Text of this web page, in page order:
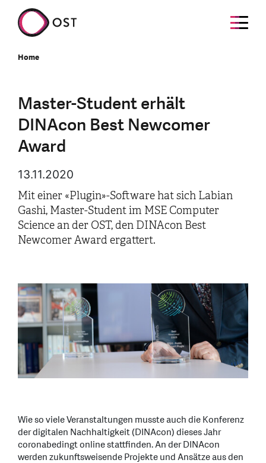
Home
Master-Student erhält
DINAcon Best Newcomer
Award
13.11.2020
Mit einer «Plugin»-Software hat sich Labian
Gashi, Master-Student im MSE Computer
Science an der OST, den DINAcon Best
Newcomer Award ergattert.
Wie so viele Veranstaltungen musste auch die Konferenz
der digitalen Nachhaltigkeit (DINAcon) dieses Jahr
coronabedingt online stattfinden. An der DINAcon
werden zukunftsweisende Projekte und Ansätze aus den